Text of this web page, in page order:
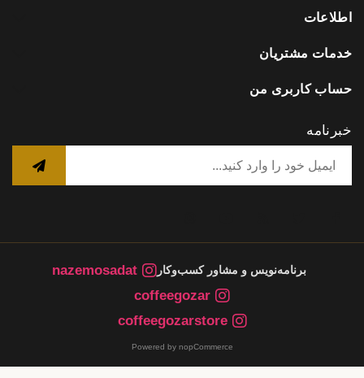
اطلاعات
خدمات مشتریان
حساب کاربری من
خبرنامه
برنامه‌نویس و مشاور کسب‌وکار
nazemosadat
coffeegozar
coffeegozarstore
Powered by nopCommerce